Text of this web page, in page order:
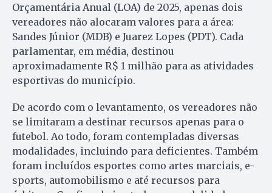
Orçamentária Anual (LOA) de 2025, apenas dois
vereadores não alocaram valores para a área:
Sandes Júnior (MDB) e Juarez Lopes (PDT). Cada
parlamentar, em média, destinou
aproximadamente R$ 1 milhão para as atividades
esportivas do município.
De acordo com o levantamento, os vereadores não
se limitaram a destinar recursos apenas para o
futebol. Ao todo, foram contempladas diversas
modalidades, incluindo para deficientes. Também
foram incluídos esportes como artes marciais, e-
sports, automobilismo e até recursos para